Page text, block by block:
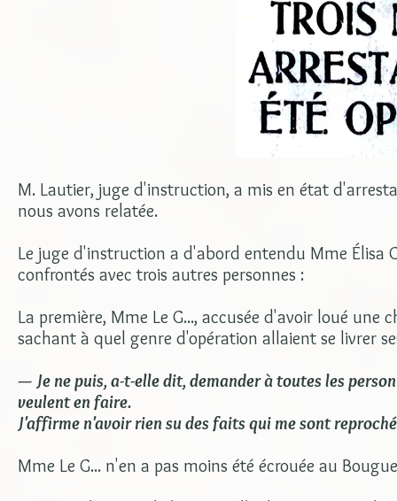
M. Lautier, juge d'instruction, a mis en état
nous avons relatée.
Le juge d'instruction a d'abord entendu Mme Élisa
confrontés avec trois autres personnes :
La première, Mme Le G..., accusée d'avoir loué
sachant à quel genre d'opération allaient se livrer
— Je ne puis, a-t-elle dit, demander à toutes les
veulent en faire.
J'affirme n'avoir rien su des faits qui me sont
Mme Le G... n'en a pas moins été écrouée au